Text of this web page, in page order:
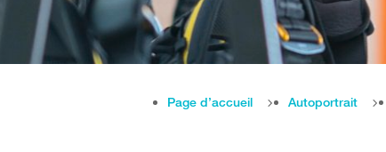
Page d’accueil Autoportrait